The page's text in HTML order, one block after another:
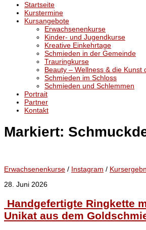
Startseite
Kurstermine
Kursangebote
Erwachsenenkurse
Kinder- und Jugendkurse
Kreative Einkehrtage
Schmieden in der Gemeinde
Trauringkurse
Beauty – Wellness & die Kunst
Schmieden im Schloss
Schmieden und Schlemmen
Portrait
Partner
Kontakt
Markiert:
Erwachsenenkurse / Instagram /
28. Juni 2026
Handgefertigte Ringkette
Unikat aus dem